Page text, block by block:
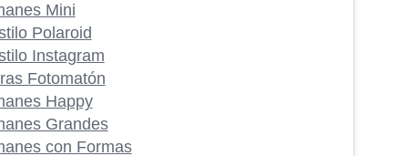
Mini
Polaroid
Instagram
Fotomatón
Happy
Grandes
con Formas